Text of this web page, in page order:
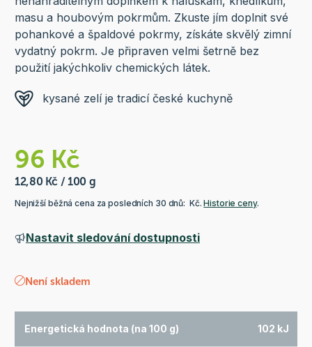
masu a houbovým pokrmům. Zkuste jím doplnit své
pohankové a špaldové pokrmy, získáte skvělý zimní
vydatný pokrm. Je připraven velmi šetrně bez
použití jakýchkoliv chemických látek.
kysané zelí je tradicí české kuchyně
96 Kč
12,80 Kč / 100 g
Nejnižší běžná cena za posledních 30 dnů: Kč.Historie ceny.
Nastavit sledování dostupnosti
Není skladem
Energetická hodnota (na 100 g) 102 kJ